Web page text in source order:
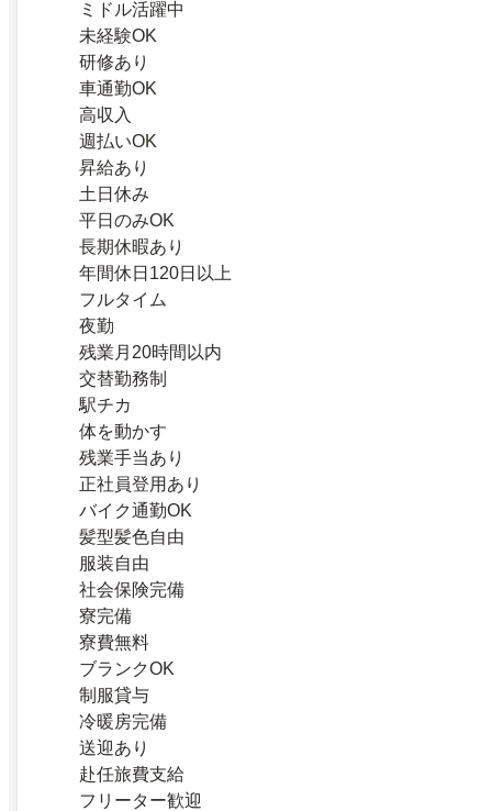
ミドル活躍中
未経験OK
研修あり
車通勤OK
高収入
週払いOK
昇給あり
土日休み
平日のみOK
長期休暇あり
年間休日120日以上
フルタイム
夜勤
残業月20時間以内
交替勤務制
駅チカ
体を動かす
残業手当あり
正社員登用あり
バイク通勤OK
髪型髪色自由
服装自由
社会保険完備
寮完備
寮費無料
ブランクOK
制服貸与
冷暖房完備
送迎あり
赴任旅費支給
フリーター歓迎